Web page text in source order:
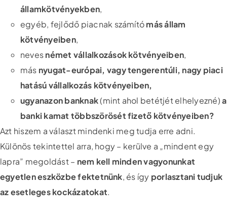
államkötvényekben,
egyéb, fejlődő piacnak számítómás állam
kötvényeiben,
nevesnémet vállalkozások kötvényeiben,
más nyugat-európai, vagy tengerentúli, nagy piaci
hatású vállalkozás kötvényeiben,
ugyanazon banknak(mint ahol betétjét elhelyezné)a
banki kamat többszörösét fizető kötvényeiben?
Azt hiszem a választ mindenki meg tudja erre adni.
Különös tekintettel arra, hogy – kerülve a „mindent egy
lapra” megoldást – nem kell minden vagyonunkat
egyetlen eszközbe fektetnünk, és így porlasztani tudjuk
az esetleges kockázatokat.